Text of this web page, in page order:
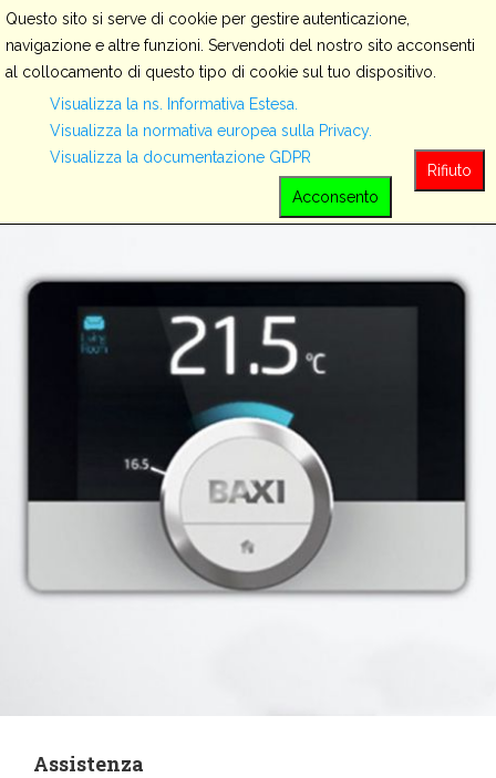
Servizi
View all
Assistenza
Questo sito si serve di cookie per gestire autenticazione,
navigazione e altre funzioni. Servendoti del nostro sito acconsenti
al collocamento di questo tipo di cookie sul tuo dispositivo.
Visualizza la ns. Informativa Estesa.
Visualizza la normativa europea sulla Privacy.
Visualizza la documentazione GDPR
Rifiuto
Acconsento